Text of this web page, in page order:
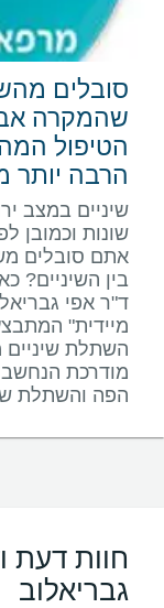
סובלים
שהמקרה
הטיפול
הרבה
שיניים במצב
שונות וכמובן
אתם סובלים
בין השיניים?
ד"ר אפי
מיידית"
השתלת
מודרכת הנחשב
הפה והשתלת
חוות דעת
גבריאלוב